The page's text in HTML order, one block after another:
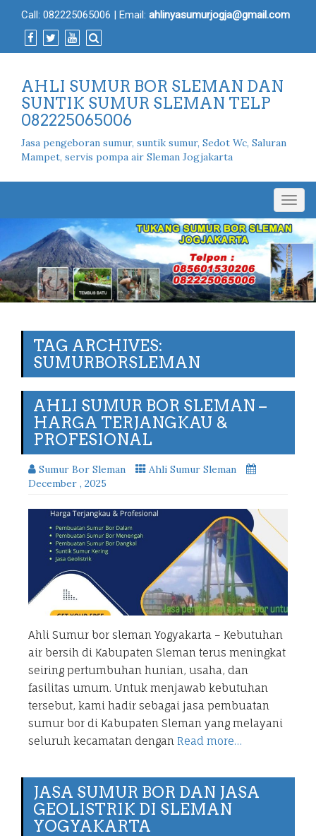
Call: 082225065006 | Email: ahlinyasumurjogja@gmail.com
AHLI SUMUR BOR SLEMAN DAN
SUNTIK SUMUR SLEMAN TELP
082225065006
Jasa pengeboran sumur, suntik sumur, Sedot Wc, Saluran
Mampet, servis pompa air Sleman Jogjakarta
TAG ARCHIVES:
SUMURBORSLEMAN
AHLI SUMUR BOR SLEMAN –
HARGA TERJANGKAU &
PROFESIONAL
Sumur Bor Sleman
Ahli Sumur Sleman
December , 2025
Ahli Sumur bor sleman Yogyakarta – Kebutuhan
air bersih di Kabupaten Sleman terus meningkat
seiring pertumbuhan hunian, usaha, dan
fasilitas umum. Untuk menjawab kebutuhan
tersebut, kami hadir sebagai jasa pembuatan
sumur bor di Kabupaten Sleman yang melayani
seluruh kecamatan dengan Read more…
JASA SUMUR BOR DAN JASA
GEOLISTRIK DI SLEMAN
YOGYAKARTA